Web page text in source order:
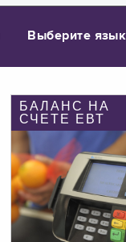
Выберите язык
БАЛАНС НА
СЧЕТЕ ЕВТ